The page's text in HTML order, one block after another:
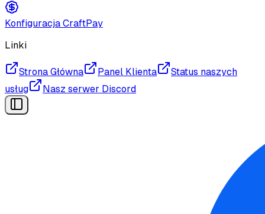
Konfiguracja CraftPay
Linki
Strona Główna Panel Klienta
Status naszych
usług
Nasz serwer Discord